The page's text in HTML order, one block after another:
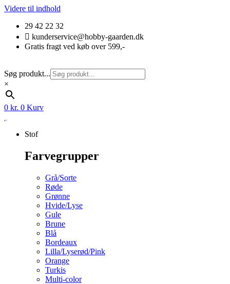
Videre til indhold
29 42 22 32
kunderservice@hobby-gaarden.dk
Gratis fragt ved køb over 599,-
Søg produkt...
×
0 kr. 0 Kurv
Stof
Farvegrupper
Grå/Sorte
Røde
Grønne
Hvide/Lyse
Gule
Brune
Blå
Bordeaux
Lilla/Lyserød/Pink
Orange
Turkis
Multi-color